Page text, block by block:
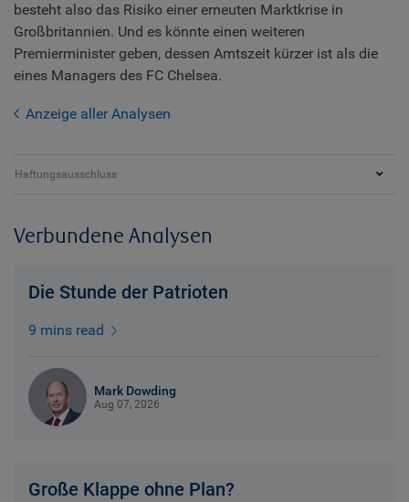
besteht also das Risiko einer erneuten Marktkrise in
Großbritannien. Und es könnte einen weiteren
Premierminister geben, dessen Amtszeit kürzer ist als die
eines Managers des FC Chelsea.
Anzeige aller Analysen
Haftungsausschluss
Verbundene Analysen
Die Stunde der Patrioten
9 mins read
Mark Dowding
Aug 07, 2026
Große Klappe ohne Plan?